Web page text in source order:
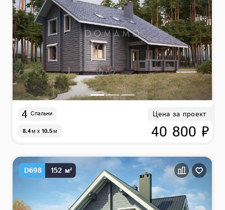
4 Спальни
8.4м x 10.5м
Цена за проект
40 800 ₽
D698 152 м²